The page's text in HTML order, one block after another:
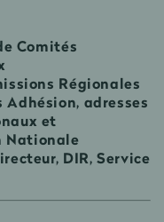
Comités
Régionales
adresses
et
Nationale
DIR, Service